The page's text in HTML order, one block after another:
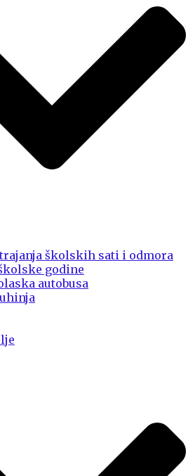
školskih sati i odmora
godine
autobusa